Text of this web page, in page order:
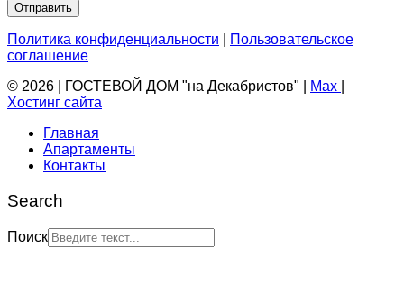
Отправить
Политика конфиденциальности
Пользовательское
соглашение
© 2026 | ГОСТЕВОЙ ДОМ "на Декабристов" |
Max
Хостинг сайта
Главная
Апартаменты
Контакты
Search
Поиск